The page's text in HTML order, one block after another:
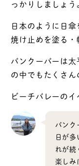
っかりしましょう
日本のように日
焼け止めを塗る・
バンクーバーは
の中でもたくさん
ビーチバレーのイ
バンク
日が
れが続
楽しみ